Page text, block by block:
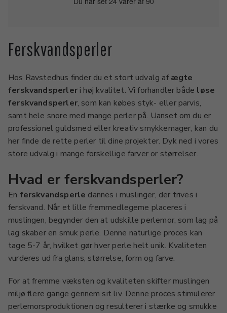
Ferskvandsperler
Hos Ravstedhus finder du et stort udvalg afægte
ferskvandsperleri høj kvalitet. Vi forhandler både løse
ferskvandsperler, som kan købes styk- eller parvis,
samt hele snore med mange perler på. Uanset om du er
professionel guldsmed eller kreativ smykkemager, kan du
her finde de rette perler til dine projekter. Dyk ned i vores
store udvalg i mange forskellige farver or størrelser.
Hvad er ferskvandsperler?
En ferskvandsperle dannes i muslinger, der trives i
ferskvand. Når et lille fremmedlegeme placeres i
muslingen, begynder den at udskille perlemor, som lag på
lag skaber en smuk perle. Denne naturlige proces kan
tage 5-7 år, hvilket gør hver perle helt unik. Kvaliteten
vurderes ud fra glans, størrelse, form og farve.
For at fremme væksten og kvaliteten skifter muslingen
miljø flere gange gennem sit liv. Denne proces stimulerer
perlemorsproduktionen og resulterer i stærke og smukke